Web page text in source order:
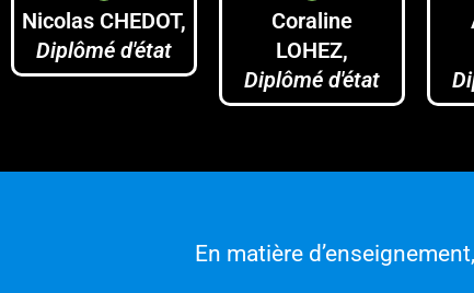
Nicolas CHEDOT,
Diplômé d'état
Coraline
LOHEZ,
Diplômé d'état
En matière